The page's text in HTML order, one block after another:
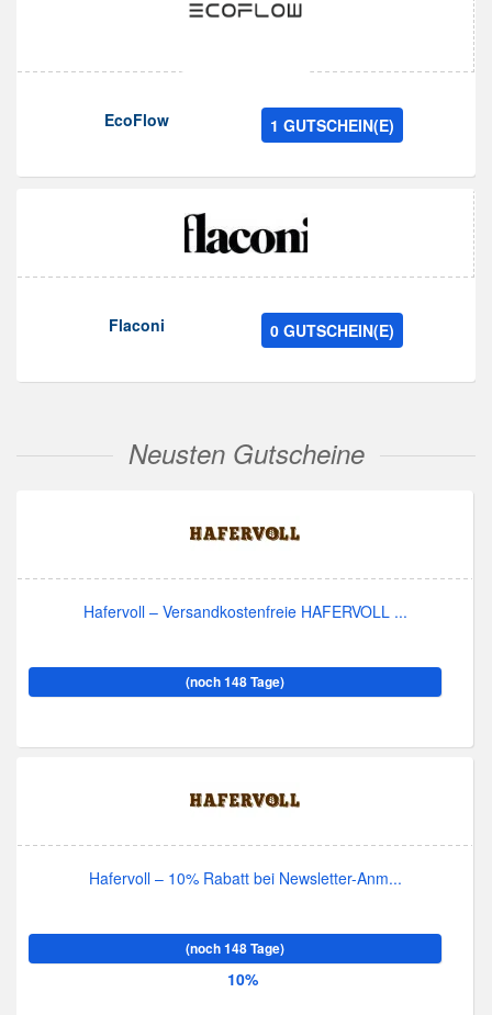
EcoFlow 1 GUTSCHEIN(E)
Flaconi 0 GUTSCHEIN(E)
Neusten Gutscheine
Hafervoll – Versandkostenfreie HAFERVOLL ...
(noch 148 Tage)
Hafervoll – 10% Rabatt bei Newsletter-Anm...
(noch 148 Tage)
10%